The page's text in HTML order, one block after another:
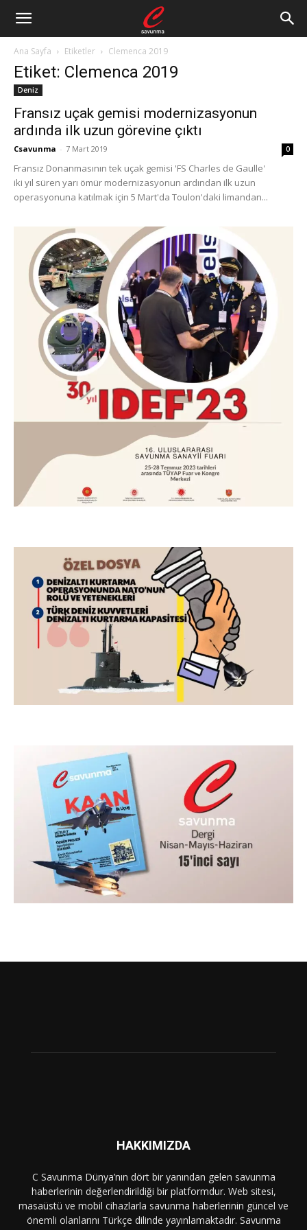
Ana Sayfa Etiketler Clemenca 2019
Etiket: Clemenca 2019
Deniz
Fransız uçak gemisi modernizasyonun
ardında ilk uzun görevine çıktı
Csavunma - 7 Mart 2019 0
Fransız Donanmasının tek uçak gemisi 'FS Charles de Gaulle'
iki yıl süren yarı ömür modernizasyonun ardından ilk uzun
operasyonuna katılmak için 5 Mart'da Toulon'daki limandan...
HAKKIMIZDA
C Savunma Dünya’nın dört bir yanından gelen savunma
haberlerinin değerlendirildiği bir platformdur. Web sitesi,
masaüstü ve mobil cihazlarla savunma haberlerinin güncel ve
önemli olanlarını Türkçe dilinde yayınlamaktadır. Savunma